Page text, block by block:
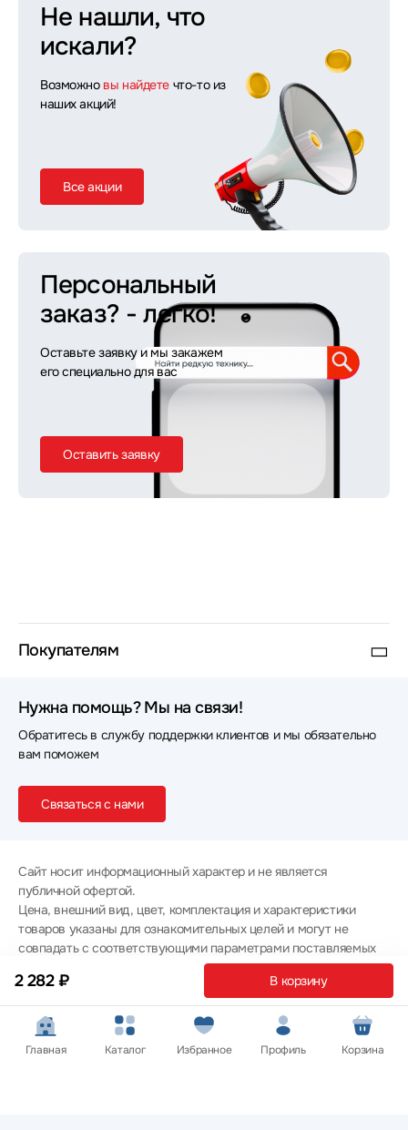
2 282 ₽ В корзину
Не нашли, что
искали?
Возможно вы найдете что-то из
наших акций!
Все акции
Персональный
заказ? - легко!
Оставьте заявку и мы закажем
его специально для вас
Оставить заявку
Покупателям
Нужна помощь? Мы на связи!
Обратитесь в службу поддержки клиентов и мы обязательно
вам поможем
Связаться с нами
Сайт носит информационный характер и не является
публичной офертой.
Цена, внешний вид, цвет, комплектация и характеристики
товаров указаны для ознакомительных целей и могут не
совпадать с соответствующими параметрами поставляемых
товаров - уточняйте информацию у менеджера при
оформлении заказа.
Политика конфиденциальности
© 2012 — 2026 ООО «Эпл Тэк»
Главная Каталог Избранное Профиль Корзина